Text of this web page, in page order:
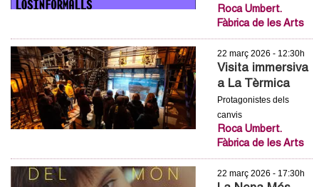
Roca Umbert.
Fàbrica de les Arts
22 març 2026 - 12:30h
Visita immersiva
a La Tèrmica
Protagonistes dels
canvis
Roca Umbert.
Fàbrica de les Arts
22 març 2026 - 17:30h